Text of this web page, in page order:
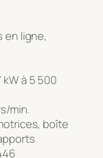
en ligne,
à 5 500
min.
boîte